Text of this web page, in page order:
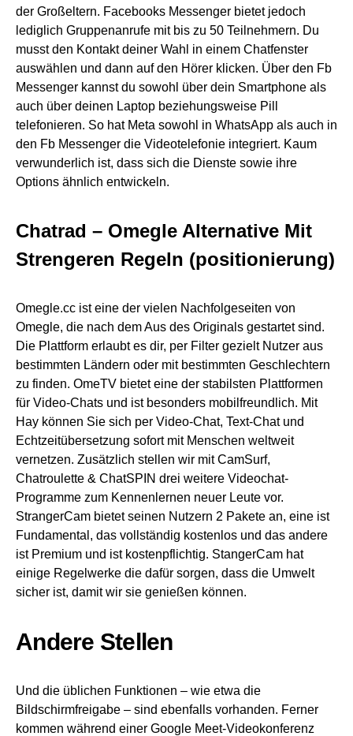
der Großeltern. Facebooks Messenger bietet jedoch
lediglich Gruppenanrufe mit bis zu 50 Teilnehmern. Du
musst den Kontakt deiner Wahl in einem Chatfenster
auswählen und dann auf den Hörer klicken. Über den Fb
Messenger kannst du sowohl über dein Smartphone als
auch über deinen Laptop beziehungsweise Pill
telefonieren. So hat Meta sowohl in WhatsApp als auch in
den Fb Messenger die Videotelefonie integriert. Kaum
verwunderlich ist, dass sich die Dienste sowie ihre
Options ähnlich entwickeln.
Chatrad – Omegle Alternative Mit
Strengeren Regeln (positionierung)
Omegle.cc ist eine der vielen Nachfolgeseiten von
Omegle, die nach dem Aus des Originals gestartet sind.
Die Plattform erlaubt es dir, per Filter gezielt Nutzer aus
bestimmten Ländern oder mit bestimmten Geschlechtern
zu finden. OmeTV bietet eine der stabilsten Plattformen
für Video-Chats und ist besonders mobilfreundlich. Mit
Hay können Sie sich per Video-Chat, Text-Chat und
Echtzeitübersetzung sofort mit Menschen weltweit
vernetzen. Zusätzlich stellen wir mit CamSurf,
Chatroulette & ChatSPIN drei weitere Videochat-
Programme zum Kennenlernen neuer Leute vor.
StrangerCam bietet seinen Nutzern 2 Pakete an, eine ist
Fundamental, das vollständig kostenlos und das andere
ist Premium und ist kostenpflichtig. StangerCam hat
einige Regelwerke die dafür sorgen, dass die Umwelt
sicher ist, damit wir sie genießen können.
Andere Stellen
Und die üblichen Funktionen – wie etwa die
Bildschirmfreigabe – sind ebenfalls vorhanden. Ferner
kommen während einer Google Meet-Videokonferenz